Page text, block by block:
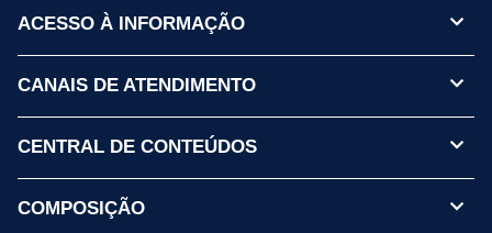
ACESSO À INFORMAÇÃO
CANAIS DE ATENDIMENTO
CENTRAL DE CONTEÚDOS
COMPOSIÇÃO